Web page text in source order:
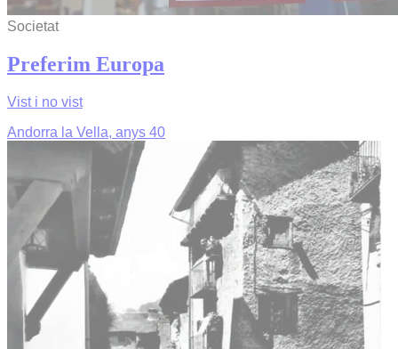
Societat
Preferim Europa
Vist i no vist
Andorra la Vella, anys 40